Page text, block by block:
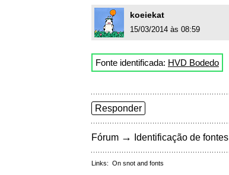
koeiekat
15/03/2014 às 08:59
Fonte identificada: HVD Bodedo
Responder
Fórum → Identificação de fontes
Links: On snot and fonts